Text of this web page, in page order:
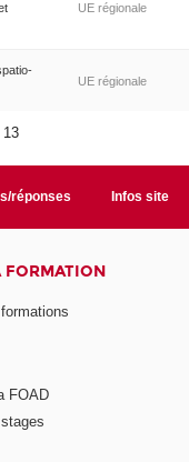
UE régionale
UE régionale
13
réponses Infos site
FORMATION
FOAD